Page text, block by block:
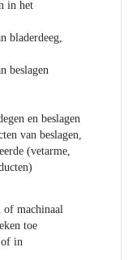
in het
bladerdeeg,
beslagen
en beslagen
van beslagen,
(vetarme,
of machinaal
toe
of in